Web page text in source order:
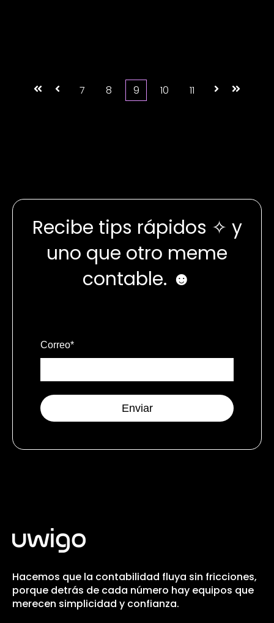
PrimeraAnterior
7 8 9 10 11 Siguiente
Última
Recibe tips rápidos ✧ y
uno que otro meme
contable. ☻
Correo*
Hacemos que la contabilidad fluya sin fricciones,
porque detrás de cada número hay equipos que
merecen simplicidad y confianza.